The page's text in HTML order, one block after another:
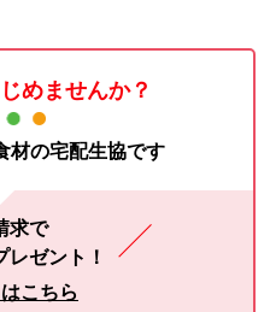
めませんか？
材の宅配生協です
求で
レゼント！
こちら